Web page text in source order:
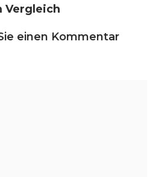
Vergleich
einen Kommentar